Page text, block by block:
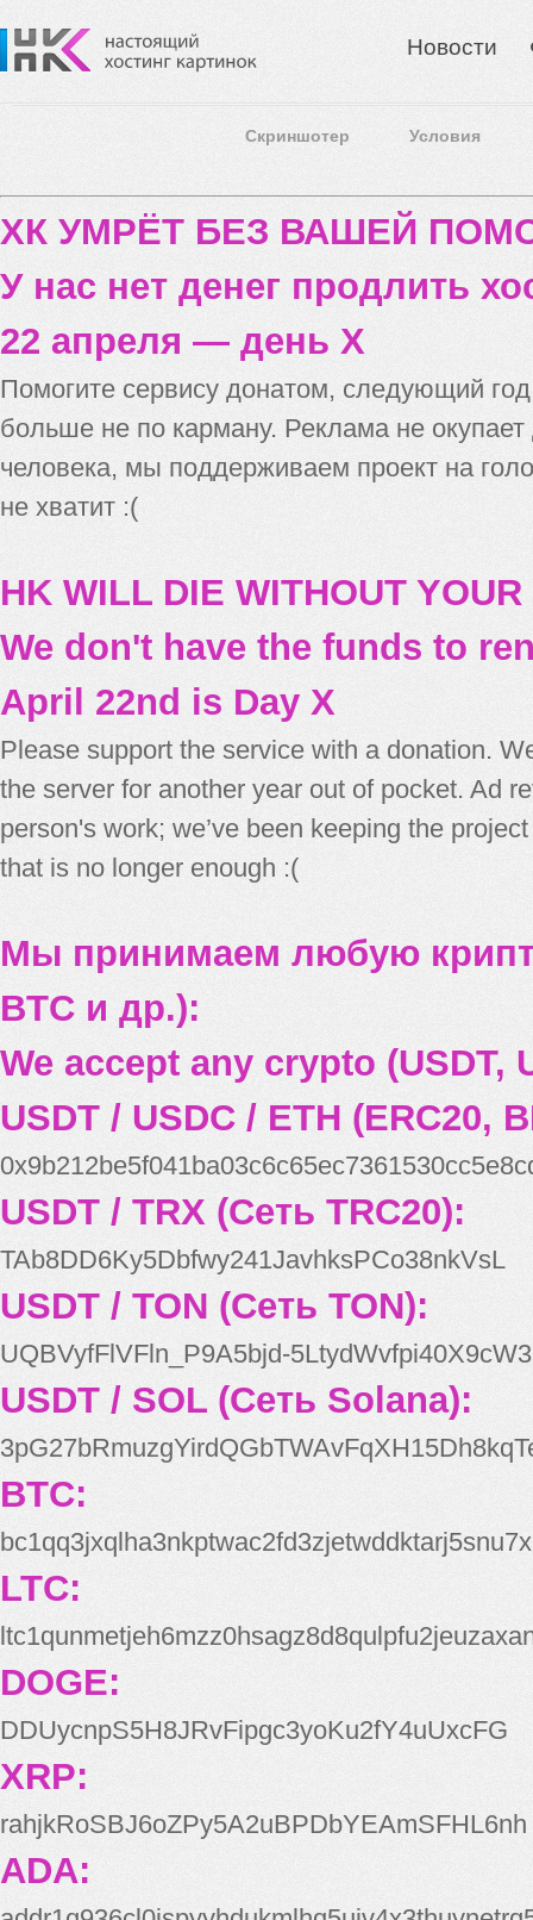
Новости
Скриншотер Условия
ХК УМРЁТ БЕЗ ВАШЕЙ
У нас нет денег продлить
22 апреля — день X
Помогите сервису донатом, следующий
больше не по карману. Реклама не
человека, мы поддерживаем проект на
не хватит :(
HK WILL DIE WITHOUT
We don't have the funds to
April 22nd is Day X
Please support the service with a donation.
the server for another year out of pocket. Ad
person's work; we’ve been keeping the
that is no longer enough :(
Мы принимаем любую
BTC и др.):
We accept any crypto (USDT,
USDT / USDC / ETH (ERC20,
USDT / TRX (Сеть TRC20):
TAb8DD6Ky5Dbfwy241JavhksPCo38nkVsL
USDT / TON (Сеть TON):
UQBVyfFlVFln_P9A5bjd-
USDT / SOL (Сеть Solana):
BTC:
bc1qq3jxqlha3nkptwac2fd3zjetwddktarj5snu7x
LTC:
DOGE:
DDUycnpS5H8JRvFipgc3yoKu2fY4uUxcFG
XRP:
rahjkRoSBJ6oZPy5A2uBPDbYEAmSFHL6nh
ADA: